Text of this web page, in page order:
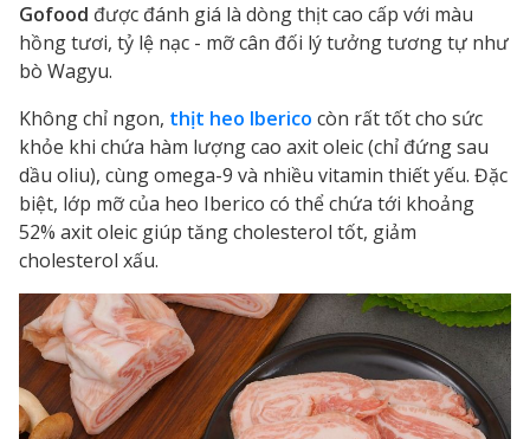
Gofood được đánh giá là dòng thịt cao cấp với màu
hồng tươi, tỷ lệ nạc - mỡ cân đối lý tưởng tương tự như
bò Wagyu.
Không chỉ ngon, thịt heo Iberico còn rất tốt cho sức
khỏe khi chứa hàm lượng cao axit oleic (chỉ đứng sau
dầu oliu), cùng omega-9 và nhiều vitamin thiết yếu. Đặc
biệt, lớp mỡ của heo Iberico có thể chứa tới khoảng
52% axit oleic giúp tăng cholesterol tốt, giảm
cholesterol xấu.